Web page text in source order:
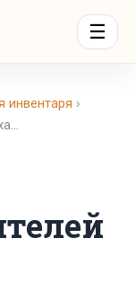
☰
инвентаря ›